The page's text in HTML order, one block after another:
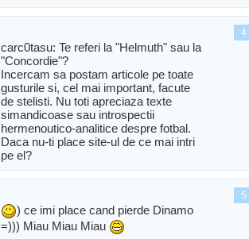
4
carc0tasu: Te referi la "Helmuth" sau la
"Concordie"?
Incercam sa postam articole pe toate
gusturile si, cel mai important, facute
de stelisti. Nu toti apreciaza texte
simandicoase sau introspectii
hermenoutico-analitice despre fotbal.
Daca nu-ti place site-ul de ce mai intri
pe el?
5
) ce imi place cand pierde Dinamo
=))) Miau Miau Miau